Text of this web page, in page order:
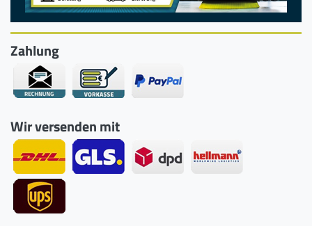
Zahlung
Wir versenden mit